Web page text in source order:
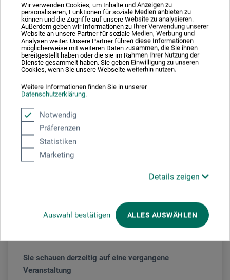
Wir verwenden Cookies, um Inhalte und Anzeigen zu
personalisieren, Funktionen für soziale Medien anbieten zu
können und die Zugriffe auf unsere Website zu analysieren.
Außerdem geben wir Informationen zu Ihrer Verwendung unserer
Website an unsere Partner für soziale Medien, Werbung und
Analysen weiter. Unsere Partner führen diese Informationen
möglicherweise mit weiteren Daten zusammen, die Sie ihnen
bereitgestellt haben oder die sie im Rahmen Ihrer Nutzung der
Dienste gesammelt haben. Sie geben Einwilligung zu unseren
Cookies, wenn Sie unsere Webseite weiterhin nutzen.
Weitere Informationen finden Sie in unserer
Datenschutzerklärung.
Notwendig
Präferenzen
Statistiken
Marketing
Details zeigen
Auswahl bestätigen ALLES AUSWÄHLEN
DER KURS IST AUSGEBUCHT.
Wir führen eine Warteliste, schreiben Sie uns eine Nachricht
oder rufen Sie uns an.
Elisabeth Jacob| freischaffende Künstlerin mit Atelier in Baar |
Unterrichtstätigkeit für Erwachsenenbildung an
Volkshochschulen für Acryl, Mischtechnik und Aquarell |
regelmässige Weiterbildung an Kunstakademien | zahlreiche
Ausstellungen in der Schweiz | „Die Bildkompositionen sind
Werke die aus Lust am Malen entstehen, wo die
Unbekümmertheit, Experimentierfreudigkeit und die
Emotionalität spürbar wird.“
Veranstaltungsdatum
Sie schauen derzeitig auf eine vergangene
Veranstaltung